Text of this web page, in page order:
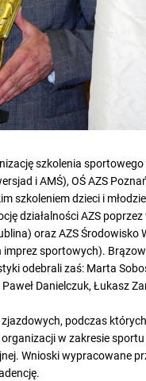
szkolenia
i AMŚ), OŚ AZS
szkoleniem dzieci i
działalności AZS
oraz AZS Środowisko
sportowych).
odebrali zaś: Marta
Danielczuk, Łukasz
zjazdowych, podczas
w zakresie
Wnioski wypracowane